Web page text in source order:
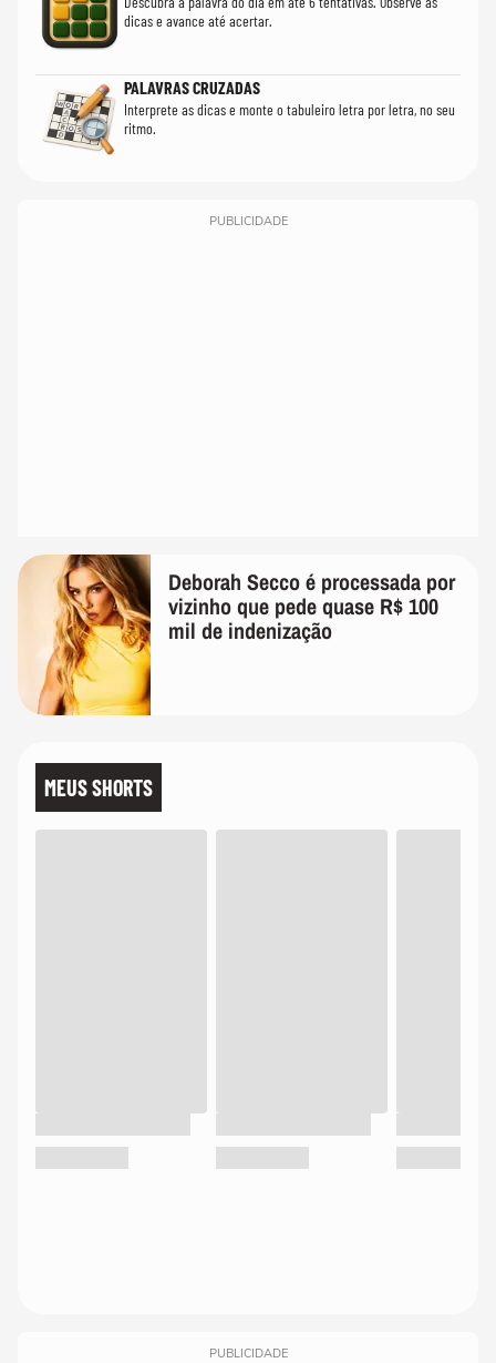
dicas e avance até acertar.
PALAVRAS CRUZADAS
Interprete as dicas e monte o tabuleiro letra por letra, no seu
ritmo.
PUBLICIDADE
Deborah Secco é processada por
vizinho que pede quase R$ 100
mil de indenização
MEUS SHORTS
PUBLICIDADE